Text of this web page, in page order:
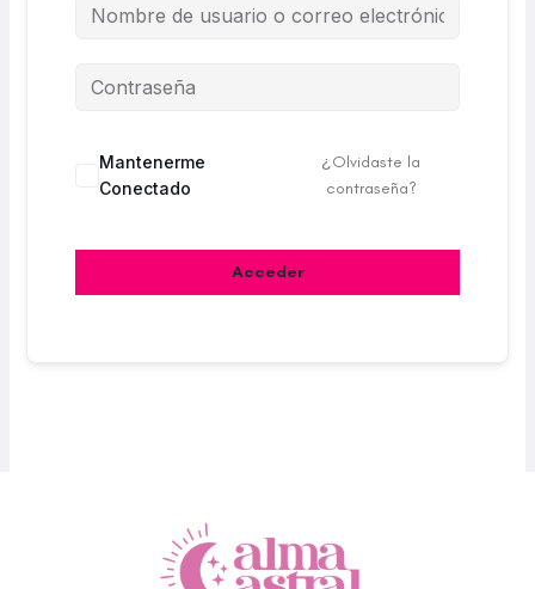
Mantenerme
Conectado
¿Olvidaste la
contraseña?
Acceder